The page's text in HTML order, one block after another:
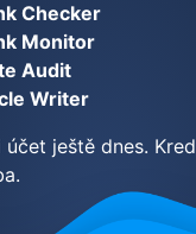
Checker
Monitor
Audit
Writer
ještě dnes.